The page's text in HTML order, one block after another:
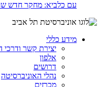
עם כלביא: מחקר חדש
מידע כללי
יצירת קשר ודרכי
אלפון
דרושים
נהלי האוניברסיטה
מכרזים